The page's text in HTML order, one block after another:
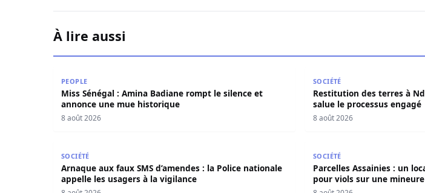
À lire aussi
PEOPLE
Miss Sénégal : Amina Badiane rompt le silence et
annonce une mue historique
8 août 2026
SOCIÉTÉ
Restitution des terres à
salue le processus engagé
8 août 2026
SOCIÉTÉ
Arnaque aux faux SMS d’amendes : la Police nationale
appelle les usagers à la vigilance
SOCIÉTÉ
Parcelles Assainies : un
pour viols sur une